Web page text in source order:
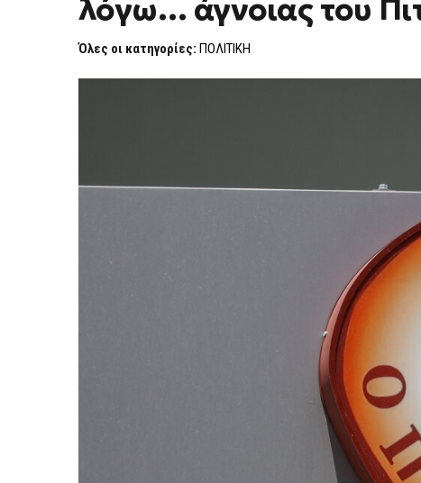
ΘΈΣΕΙΣ
ΤΟΥΣ
ΕΜΠΛΕΚΌΜΕΝΟΙ
ΆΓΝΟΙΑΣ
λόγω… άγνοιας του
Όλες οι κατηγορίες: ΠΟΛΙΤΙΚΗ